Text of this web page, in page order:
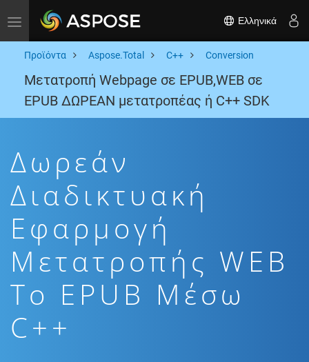
Toggle navigation Ελληνικά
Προϊόντα Aspose.Total C++ Conversion
Μετατροπή Webpage σε EPUB,WEB σε
EPUB ΔΩΡΕΑΝ μετατροπέας ή C++ SDK
Δωρεάν
Διαδικτυακή
Εφαρμογή
Μετατροπής WEB
To EPUB Μέσω
C++